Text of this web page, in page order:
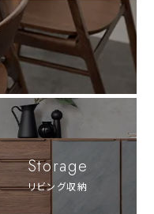
Storage
リビング収納